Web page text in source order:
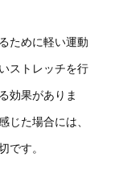
ために軽い運動
ストレッチを行
効果がありま
じた場合には、
です。